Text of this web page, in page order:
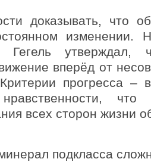
доказывать, что
изменении.
Гегель утверждал,
вперёд от
прогресса –
нравственности,
всех сторон жизни
подкласса